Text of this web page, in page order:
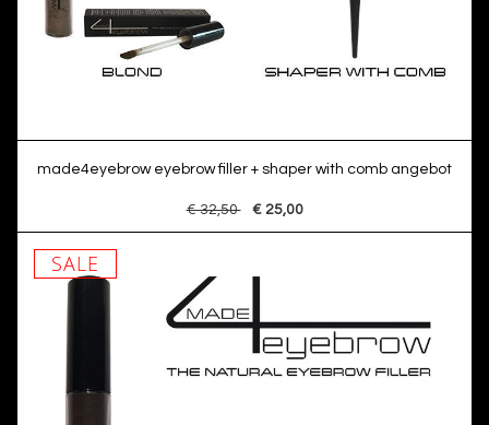
made4eyebrow eyebrow filler + shaper with comb angebot
€ 32,50 € 25,00
SALE